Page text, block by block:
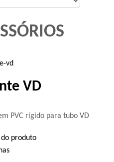
VD
PVC rígido para tubo VD
produto